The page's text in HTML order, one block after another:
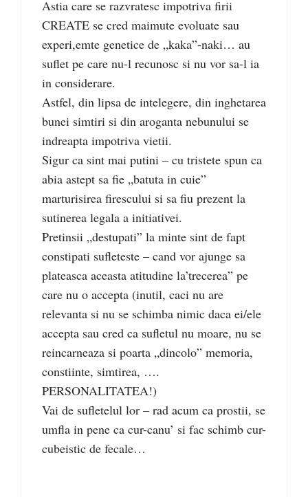
Astia care se razvratesc impotriva firii
CREATE se cred maimute evoluate sau
experi,emte genetice de „kaka”-naki… au
suflet pe care nu-l recunosc si nu vor sa-l ia
in considerare.
Astfel, din lipsa de intelegere, din inghetarea
bunei simtiri si din aroganta nebunului se
indreapta impotriva vietii.
Sigur ca sint mai putini – cu tristete spun ca
abia astept sa fie „batuta in cuie”
marturisirea firescului si sa fiu prezent la
sutinerea legala a initiativei.
Pretinsii „destupati” la minte sint de fapt
constipati sufleteste – cand vor ajunge sa
plateasca aceasta atitudine la’trecerea” pe
care nu o accepta (inutil, caci nu are
relevanta si nu se schimba nimic daca ei/ele
accepta sau cred ca sufletul nu moare, nu se
reincarneaza si poarta „dincolo” memoria,
constiinte, simtirea, ….
PERSONALITATEA!)
Vai de sufletelul lor – rad acum ca prostii, se
umfla in pene ca cur-canu’ si fac schimb cur-
cubeistic de fecale…